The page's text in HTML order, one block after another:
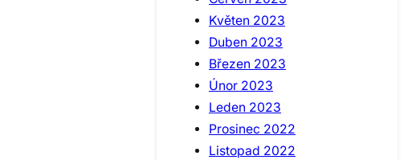
Květen 2023
Duben 2023
Březen 2023
Únor 2023
Leden 2023
Prosinec 2022
Listopad 2022